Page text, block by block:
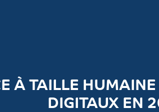
À TAILLE
DIGITAUX EN